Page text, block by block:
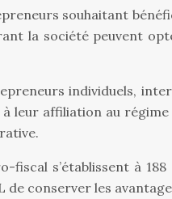
souhaitant
la société
individuels,
leur affiliation au
fiscal s’établissent à
de conserver les